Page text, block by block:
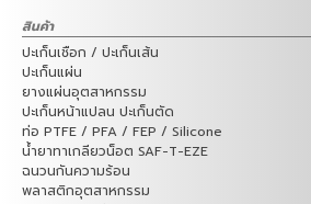
สินค้า
ปะเก็นเชือก / ปะเก็นเส้น
ปะเก็นแผ่น
ยางแผ่นอุตสาหกรรม
ปะเก็นหน้าแปลน ปะเก็นตัด
ท่อ PTFE / PFA / FEP / Silicone
น้ำยาทาเกลียวน็อต SAF-T-EZE
ฉนวนกันความร้อน
พลาสติกอุตสาหกรรม